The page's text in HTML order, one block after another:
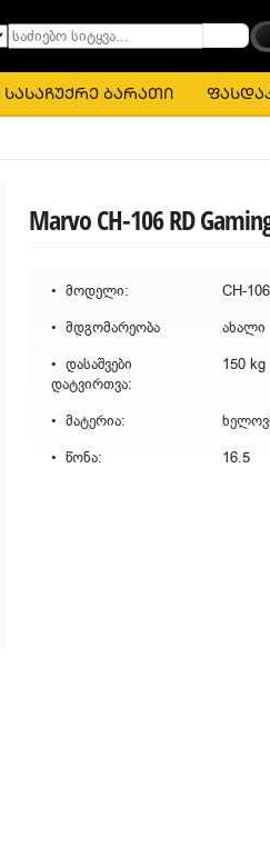
საძიებო სიტყვა...
სასაჩუქრე ბარათი
Marvo CH-106 RD
მოდელი:
CH-
მდგომარეობა
ახალი
დასაშვები
დატვირთვა:
150 kg
მატერია:
წონა:
16.5